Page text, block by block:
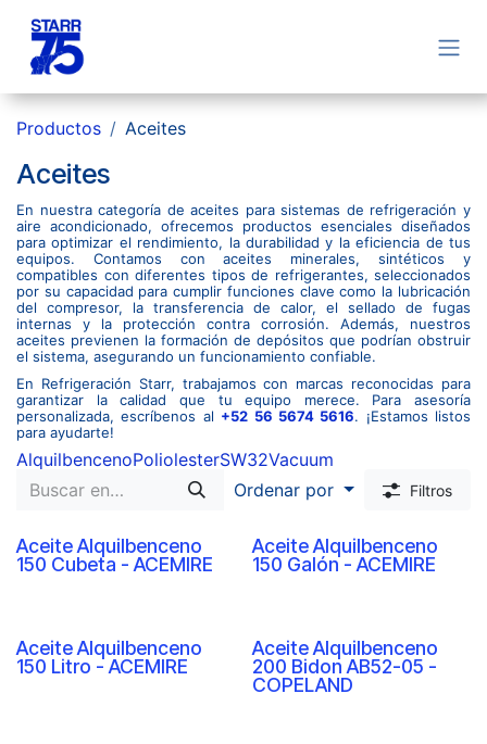
Productos Aceites
Aceites
En nuestra categoría de aceites para sistemas de refrigeración y
aire acondicionado, ofrecemos productos esenciales diseñados
para optimizar el rendimiento, la durabilidad y la eficiencia de tus
equipos. Contamos con aceites minerales, sintéticos y
compatibles con diferentes tipos de refrigerantes, seleccionados
por su capacidad para cumplir funciones clave como la lubricación
del compresor, la transferencia de calor, el sellado de fugas
internas y la protección contra corrosión. Además, nuestros
aceites previenen la formación de depósitos que podrían obstruir
el sistema, asegurando un funcionamiento confiable.
En Refrigeración Starr, trabajamos con marcas reconocidas para
garantizar la calidad que tu equipo merece. Para asesoría
personalizada, escríbenos al +52 56 5674 5616. ¡Estamos listos
para ayudarte!
AlquilbencenoPoliolesterSW32Vacuum
Ordenar por
Filtros
Aceite Alquilbenceno
150 Cubeta - ACEMIRE
Aceite Alquilbenceno
150 Galón - ACEMIRE
Aceite Alquilbenceno
150 Litro - ACEMIRE
Aceite Alquilbenceno
200 Bidon AB52-05 -
COPELAND